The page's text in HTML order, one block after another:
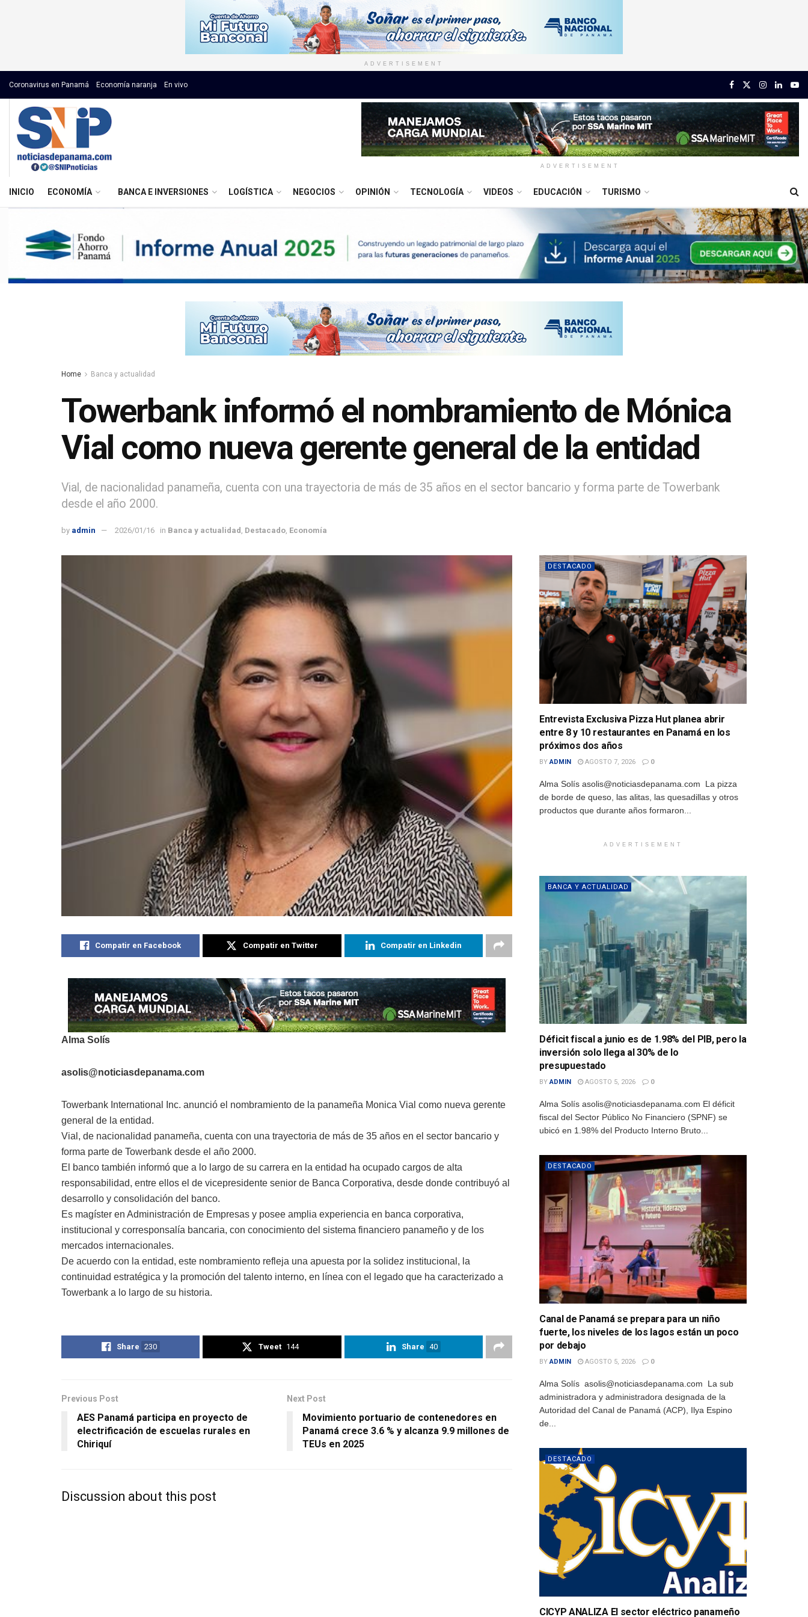
ADVERTISEMENT
Coronavirus en Panamá Economía naranja En vivo
ADVERTISEMENT
INICIO ECONOMÍA BANCA E INVERSIONES LOGÍSTICA NEGOCIOS OPINIÓN TECNOLOGÍA VIDEOS EDUCACIÓN TURISMO
Home Banca y actualidad
Towerbank informó el nombramiento de Mónica
Vial como nueva gerente general de la entidad
Vial, de nacionalidad panameña, cuenta con una trayectoria de más de 35 años en el sector bancario y forma parte de Towerbank
desde el año 2000.
by admin 2026/01/16 in Banca y actualidad Destacado Economía
Compatir en Facebook Compatir en Twitter Compatir en Linkedin
Alma Solís
asolis@noticiasdepanama.com
Towerbank International Inc. anunció el nombramiento de la panameña Monica Vial como nueva gerente
general de la entidad.
Vial, de nacionalidad panameña, cuenta con una trayectoria de más de 35 años en el sector bancario y
forma parte de Towerbank desde el año 2000.
El banco también informó que a lo largo de su carrera en la entidad ha ocupado cargos de alta
responsabilidad, entre ellos el de vicepresidente senior de Banca Corporativa, desde donde contribuyó al
desarrollo y consolidación del banco.
Es magíster en Administración de Empresas y posee amplia experiencia en banca corporativa,
institucional y corresponsalía bancaria, con conocimiento del sistema financiero panameño y de los
mercados internacionales.
De acuerdo con la entidad, este nombramiento refleja una apuesta por la solidez institucional, la
continuidad estratégica y la promoción del talento interno, en línea con el legado que ha caracterizado a
Towerbank a lo largo de su historia.
Share 230 Tweet 144 Share 40
Previous Post
AES Panamá participa en proyecto de
electrificación de escuelas rurales en
Chiriquí
Next Post
Movimiento portuario de contenedores en
Panamá crece 3.6 % y alcanza 9.9 millones de
TEUs en 2025
Discussion about this post
DESTACADO
Entrevista Exclusiva Pizza Hut planea abrir
entre 8 y 10 restaurantes en Panamá en los
próximos dos años
BY ADMIN AGOSTO 7, 2026 0
Alma Solís asolis@noticiasdepanama.com La pizza
de borde de queso, las alitas, las quesadillas y otros
productos que durante años formaron...
ADVERTISEMENT
BANCA Y ACTUALIDAD
Déficit fiscal a junio es de 1.98% del PIB, pero la
inversión solo llega al 30% de lo
presupuestado
BY ADMIN AGOSTO 5, 2026 0
Alma Solís asolis@noticiasdepanama.com El déficit
fiscal del Sector Público No Financiero (SPNF) se
ubicó en 1.98% del Producto Interno Bruto...
DESTACADO
Canal de Panamá se prepara para un niño
fuerte, los niveles de los lagos están un poco
por debajo
BY ADMIN AGOSTO 5, 2026 0
Alma Solís asolis@noticiasdepanama.com La sub
administradora y administradora designada de la
Autoridad del Canal de Panamá (ACP), Ilya Espino
de...
DESTACADO
CICYP ANALIZA El sector eléctrico panameño